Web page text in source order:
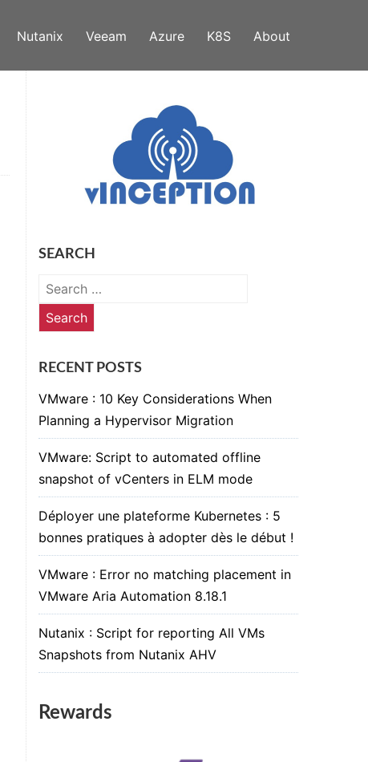
Nutanix Veeam Azure K8S About
SEARCH
Search
for:
RECENT POSTS
VMware : 10 Key Considerations When
Planning a Hypervisor Migration
VMware: Script to automated offline
snapshot of vCenters in ELM mode
Déployer une plateforme Kubernetes : 5
bonnes pratiques à adopter dès le début !
VMware : Error no matching placement in
VMware Aria Automation 8.18.1
Nutanix : Script for reporting All VMs
Snapshots from Nutanix AHV
Rewards